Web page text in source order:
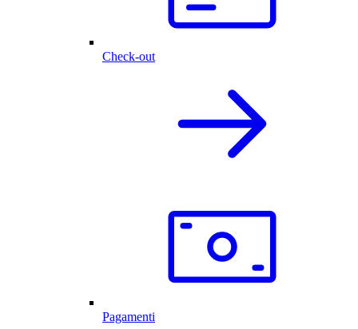
Check-out
Pagamenti